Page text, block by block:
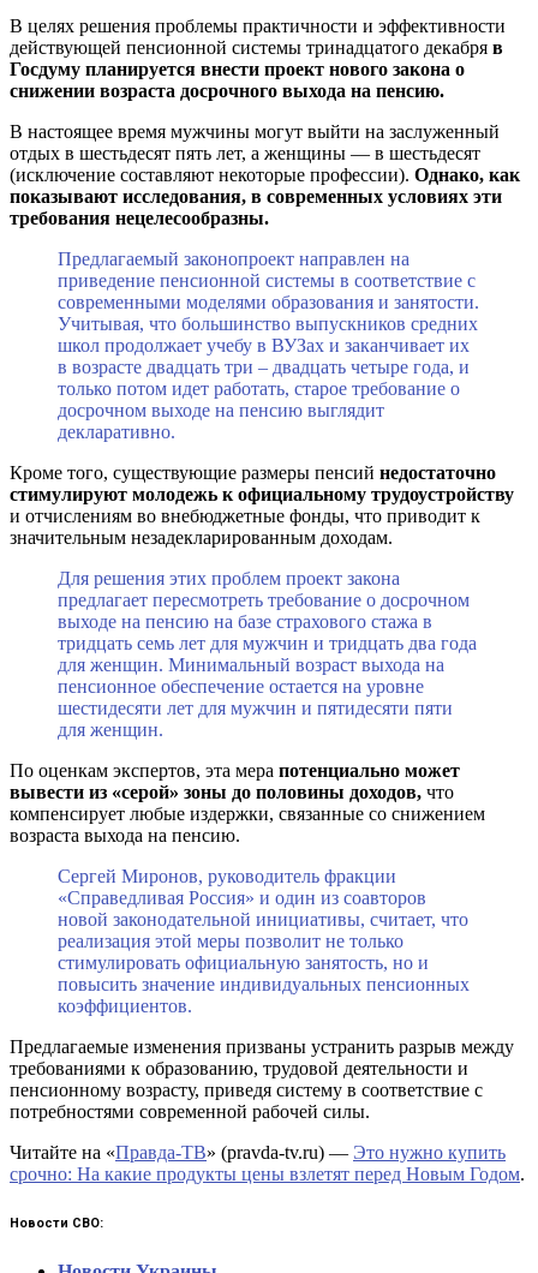
В целях решения проблемы практичности и эффективности
действующей пенсионной системы тринадцатого декабря в
Госдуму планируется внести проект нового закона о
снижении возраста досрочного выхода на пенсию.
В настоящее время мужчины могут выйти на заслуженный
отдых в шестьдесят пять лет, а женщины — в шестьдесят
(исключение составляют некоторые профессии). Однако, как
показывают исследования, в современных условиях эти
требования нецелесообразны.
Предлагаемый законопроект направлен на
приведение пенсионной системы в соответствие с
современными моделями образования и занятости.
Учитывая, что большинство выпускников средних
школ продолжает учебу в ВУЗах и заканчивает их
в возрасте двадцать три – двадцать четыре года, и
только потом идет работать, старое требование о
досрочном выходе на пенсию выглядит
декларативно.
Кроме того, существующие размеры пенсий недостаточно
стимулируют молодежь к официальному трудоустройству
и отчислениям во внебюджетные фонды, что приводит к
значительным незадекларированным доходам.
Для решения этих проблем проект закона
предлагает пересмотреть требование о досрочном
выходе на пенсию на базе страхового стажа в
тридцать семь лет для мужчин и тридцать два года
для женщин. Минимальный возраст выхода на
пенсионное обеспечение остается на уровне
шестидесяти лет для мужчин и пятидесяти пяти
для женщин.
По оценкам экспертов, эта мера потенциально может
вывести из «серой» зоны до половины доходов, что
компенсирует любые издержки, связанные со снижением
возраста выхода на пенсию.
Сергей Миронов, руководитель фракции
«Справедливая Россия» и один из соавторов
новой законодательной инициативы, считает, что
реализация этой меры позволит не только
стимулировать официальную занятость, но и
повысить значение индивидуальных пенсионных
коэффициентов.
Предлагаемые изменения призваны устранить разрыв между
требованиями к образованию, трудовой деятельности и
пенсионному возрасту, приведя систему в соответствие с
потребностями современной рабочей силы.
Читайте на «Правда-ТВ» (pravda-tv.ru) — Это нужно купить
срочно: На какие продукты цены взлетят перед Новым Годом.
Новости СВО: